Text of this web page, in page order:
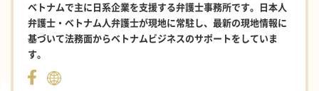
ベトナムで主に日系企業を支援する弁護士事務所です。日本人
弁護士・ベトナム人弁護士が現地に常駐し、最新の現地情報に
基づいて法務面からベトナムビジネスのサポートをしていま
す。